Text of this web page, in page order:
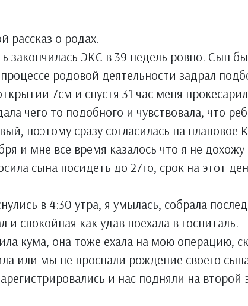
рассказ о родах.
закончилась ЭКС в 39 недель ровно. Сын
родовой деятельности задрал
7см и спустя 31 час меня
чего то подобного и чувствовала, что
поэтому сразу согласилась на плановое
и мне все время казалось что я не дохожу
сына посидеть до 27го, срок на этот
в 4:30 утра, я умылась, собрала
и спокойная как удав поехала в госпиталь.
кума, она тоже ехала на мою операцию,
или мы не проспали рождение своего
и нас подняли на второй